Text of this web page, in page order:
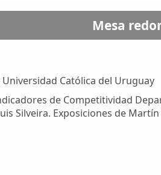
Mesa
Universidad Católica del Uruguay
de Competitividad
Silveira. Exposiciones de